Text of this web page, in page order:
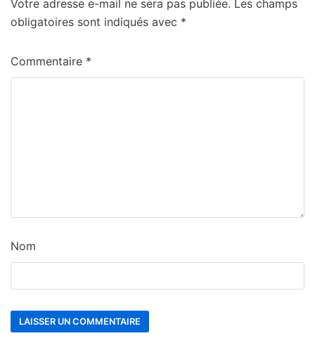
Votre adresse e-mail ne sera pas publiée. Les champs
obligatoires sont indiqués avec *
Commentaire *
Nom